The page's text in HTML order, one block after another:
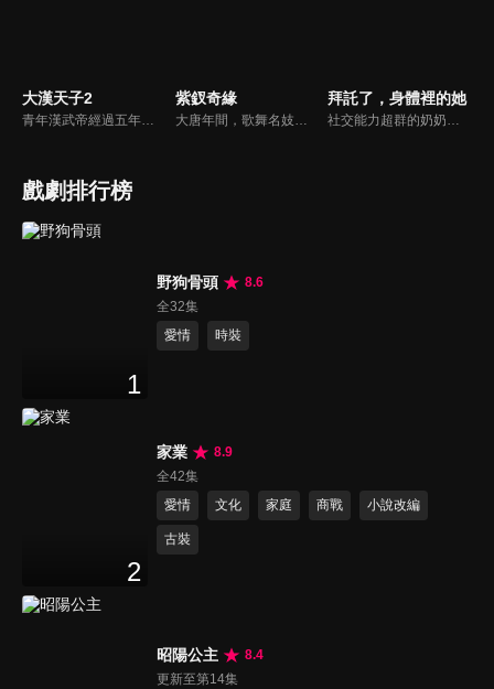
大漢天子2
青年漢武帝經過五年執政，平息後宮勢力、抗拒外患入侵、粉碎政變陰謀，坐穩了皇帝寶座，正是開展雄才大略之時。能臣汲黯受到賞識，並引薦另一位奇才主父偃，漢武帝視其張固再世，委以重任。國力強盛使漢武帝屢屢北伐外族，只是規模巨大的戰爭使漢室逐漸捉襟見肘，諸侯勢力蠢蠢欲動。
紫釵奇緣
大唐年間，歌舞名妓霍小玉、風流俠客納蘭東、書香才子李益和巾幗紅顏盧靖瀾為首的風騷人物，彼此錯綜複雜的命運與感情糾葛。一場指腹為婚的誤會，造成浪漫卻無果的錯點鴛鴦，他們在階級差異與強權壓迫中勇於追求真愛，在宮廷權謀與世俗現實的拉扯中身不由己地被推向命運的叉路...
拜託了，身體裡的她
社交能力超群的奶奶劉秀英與性格內向的孫女劉綺夢，這對相依為命卻多年存有隔閡的祖孫，因為一場意外事件致使兩人靈魂互換，由此體驗彼此反差極大的人生。在這特殊的經歷中，她們逐漸理解彼此，最終以愛療愈對方，相互陪伴與守護，展現了幸福巷煙火治癒，笑淚齊飛的溫情故事。
戲劇排行榜
1
野狗骨頭
8.6
全32集
愛情
時裝
2
家業
8.9
全42集
愛情
文化 家庭 商戰 小說改編
古裝
昭陽公主
8.4
更新至第14集